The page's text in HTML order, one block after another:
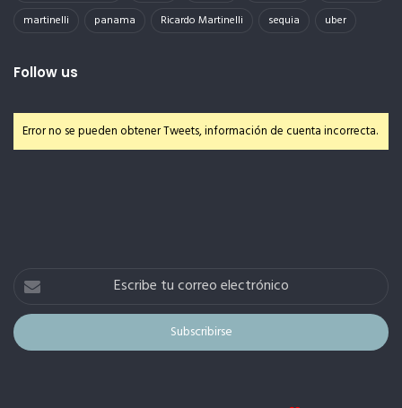
martinelli
panama Ricardo Martinelli sequia uber
Follow us
Error no se pueden obtener Tweets, información de cuenta incorrecta.
Escribe
correo
electrónico